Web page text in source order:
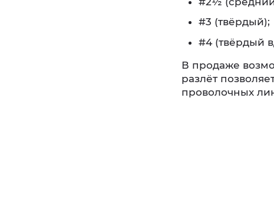
#3 (твёрдый);
#4 (твёрдый
В продаже
разлёт
проволочных